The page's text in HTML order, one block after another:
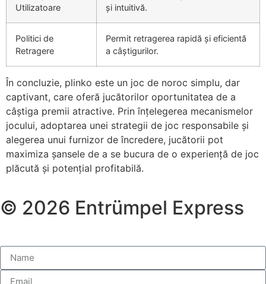
Utilizatoare
și intuitivă.
Politici de
Retragere
Permit retragerea rapidă și eficientă
a câștigurilor.
În concluzie, plinko este un joc de noroc simplu, dar
captivant, care oferă jucătorilor oportunitatea de a
câștiga premii atractive. Prin înțelegerea mecanismelor
jocului, adoptarea unei strategii de joc responsabile și
alegerea unui furnizor de încredere, jucătorii pot
maximiza șansele de a se bucura de o experiență de joc
plăcută și potențial profitabilă.
© 2026 Entrümpel Express